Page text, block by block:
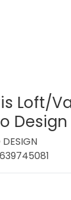
Loft/
Design
DESIGN